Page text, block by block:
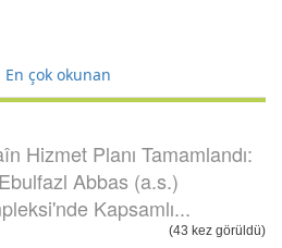
En çok okunan
Hizmet Planı Tamamlandı:
Abbas (a.s.)
Kapsamlı...
(43 kez görüldü)